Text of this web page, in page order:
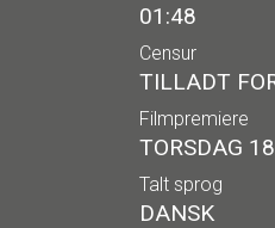
01:48
Censur
TILLADT
Filmpremiere
TORSDAG
Talt sprog
DANSK